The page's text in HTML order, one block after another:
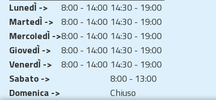
LunedÌ ->
8:00 - 14:00 14:30 - 19:00
MartedÌ -> 8:00 - 14:00 14:30 - 19:00
MercoledÌ ->8:00 - 14:00 14:30 - 19:00
GiovedÌ ->
8:00 - 14:00 14:30 - 19:00
VenerdÌ ->
8:00 - 14:00 14:30 - 19:00
Sabato ->
8:00 - 13:00
Domenica ->
Chiuso